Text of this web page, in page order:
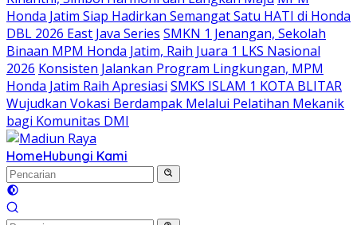
Honda Jatim Siap Hadirkan Semangat Satu HATI di Honda
DBL 2026 East Java Series SMKN 1 Jenangan, Sekolah
Binaan MPM Honda Jatim, Raih Juara 1 LKS Nasional
2026 Konsisten Jalankan Program Lingkungan, MPM
Honda Jatim Raih Apresiasi SMKS ISLAM 1 KOTA BLITAR
Wujudkan Vokasi Berdampak Melalui Pelatihan Mekanik
bagi Komunitas DMI
HomeHubungi Kami